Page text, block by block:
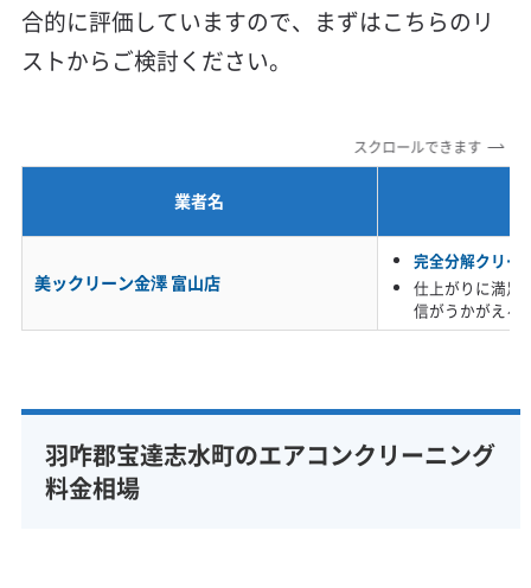
利便性・サービス (12)
年末年始対応
防カビ・抗菌 消臭処理 防汚コーティング
合的に評価していますので、まずはこちらのリ
ストからご検討ください。
スクロールできます
業者名
美ックリーン金澤 富山店
完全分解クリー
仕上がりに満足
信がうかがえる
羽咋郡宝達志水町のエアコンクリーニング
料金相場